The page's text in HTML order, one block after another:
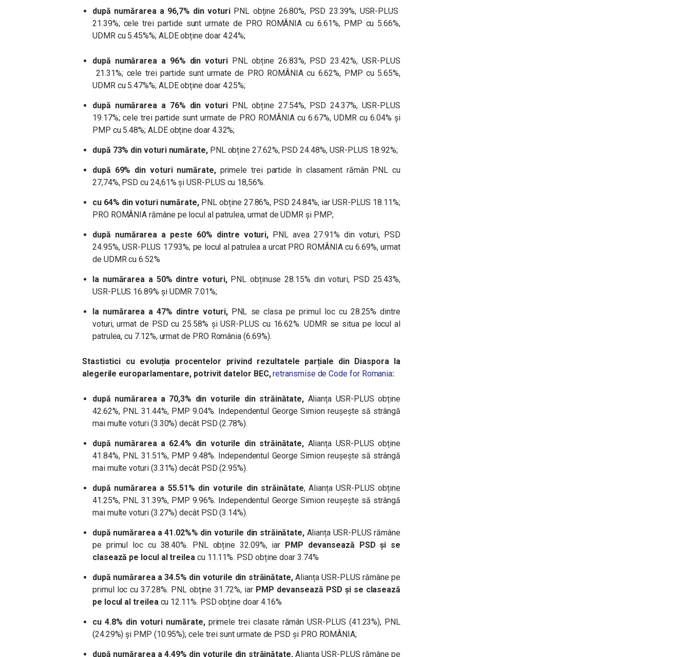
după numărarea a 96,7% din voturi PNL obține 26.80%, PSD 23.39%, USR-PLUS
21.39%; cele trei partide sunt urmate de PRO ROMÂNIA cu 6.61%, PMP cu 5.66%,
UDMR cu 5.45%%; ALDE obține doar 4.24%;
după numărarea a 96% din voturiPNL obține 26.83%, PSD 23.42%, USR-PLUS
21.31%; cele trei partide sunt urmate de PRO ROMÂNIA cu 6.62%, PMP cu 5.65%,
UDMR cu 5.47%%; ALDE obține doar 4.25%;
după numărarea a 76% din voturiPNL obține 27.54%, PSD 24.37%, USR-PLUS
19.17%; cele trei partide sunt urmate de PRO ROMÂNIA cu 6.67%, UDMR cu 6.04% și
PMP cu 5.48%; ALDE obține doar 4.32%;
după 73% din voturi numărate,PNL obține 27.62%, PSD 24.48%, USR-PLUS 18.92%;
după 69% din voturi numărate,primele trei partide în clasament rămân PNL cu
27,74%, PSD cu 24,61% și USR-PLUS cu 18,56%.
cu 64% din voturi numărate,PNL obține 27.86%, PSD 24.84%, iar USR-PLUS 18.11%;
PRO ROMÂNIA rămâne pe locul al patrulea, urmat de UDMR și PMP;
după numărarea a peste 60% dintre voturi, PNL avea 27.91% din voturi, PSD
24.95%, USR-PLUS 17.93%; pe locul al patrulea a urcat PRO ROMÂNIA cu 6.69%, urmat
de UDMR cu 6.52%
la numărarea a 50% dintre voturi,PNL obținuse 28.15% din voturi, PSD 25.43%,
USR-PLUS 16.89% și UDMR 7.01%;
la numărarea a 47% dintre voturi,PNL se clasa pe primul loc cu 28.25% dintre
voturi, urmat de PSD cu 25.58% și USR-PLUS cu 16.62%. UDMR se situa pe locul al
patrulea, cu 7.12%, urmat de PRO România (6.69%).
Stastistici cu evoluția procentelor privind rezultatele parțiale din Diaspora la
alegerile europarlamentare, potrivit datelor BEC,retransmise de Code for Romania:
după numărarea a 70,3% din voturile din străinătate, Alianța USR-PLUS obține
42.62%, PNL31.44%, PMP9.04%. Independentul George Simion reușește să strângă
mai multe voturi (3.30%) decât PSD (2.78%).
după numărarea a 62.4% din voturile din străinătate, Alianța USR-PLUS obține
41.84%, PNL31.51%, PMP9.48%. Independentul George Simion reușește să strângă
mai multe voturi (3.31%) decât PSD (2.95%).
după numărarea a55.51% din voturile din străinătate, Alianța USR-PLUS obține
41.25%, PNL 31.39%, PMP 9.96%. Independentul George Simion reușește să strângă
mai multe voturi (3.27%) decât PSD (3.14%).
după numărarea a41.02%% din voturile din străinătate, Alianța USR-PLUS rămâne
pe primul loc cu 38.40%. PNL obține 32.09%, iar PMP devansează PSD și se
clasează pe locul al treileacu 11.11%. PSD obține doar 3.74%
după numărarea a 34.5% din voturile din străinătate,Alianța USR-PLUS rămâne pe
primul loc cu37.28%. PNL obține 31.72%, iar PMP devansează PSD și se clasează
pe locul al treileacu 12.11%. PSD obține doar 4.16%
cu 4.8% din voturi numărate,primele trei clasate rămân USR-PLUS (41.23%), PNL
(24.29%) și PMP (10.95%); cele trei sunt urmate de PSD și PRO ROMÂNIA;
după numărarea a 4.49% din voturile din străinătate,Alianța USR-PLUS rămâne pe